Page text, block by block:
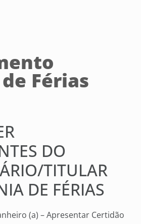
Férias
DO
TITULAR
DE FÉRIAS
(a) – Apresentar Certidão